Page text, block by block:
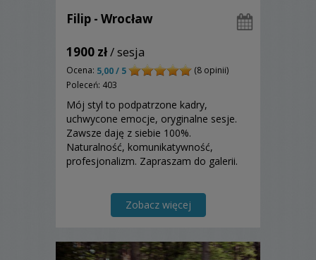
Filip - Wrocław
1900 zł/ sesja
Ocena: 5,00 / 5
(8 opinii)
Poleceń: 403
Mój styl to podpatrzone kadry,
uchwycone emocje, oryginalne sesje.
Zawsze daję z siebie 100%.
Naturalność, komunikatywność,
profesjonalizm. Zapraszam do galerii.
Zobacz więcej